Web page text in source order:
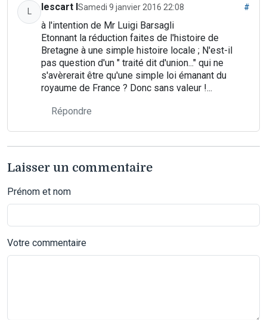
L lescart lSamedi 9 janvier 2016 22:08 #
à l'intention de Mr Luigi Barsagli
Etonnant la réduction faites de l'histoire de
Bretagne à une simple histoire locale ; N'est-il
pas question d'un " traité dit d'union..." qui ne
s'avèrerait être qu'une simple loi émanant du
royaume de France ? Donc sans valeur !...
Répondre
Laisser un commentaire
Prénom et nom
Votre commentaire